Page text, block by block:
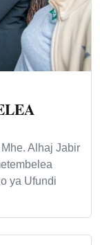
Alhaj Jabir
ya Ufundi